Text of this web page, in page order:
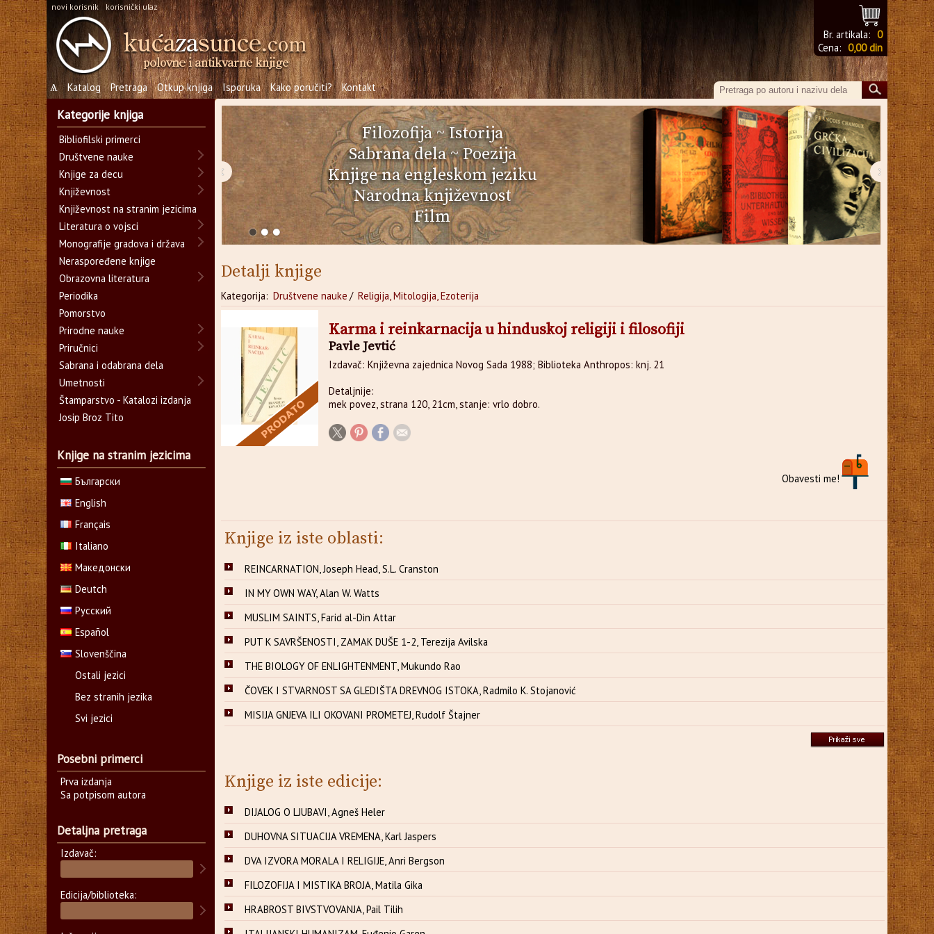
novi korisnik korisnički ulaz
Br. artikala: 0
Cena: 0,00 din
Ѧ Katalog Pretraga Otkup knjiga Isporuka Kako poručiti? Kontakt
Filozofija~Istorija
Sabrana dela~Poezija
Knjige na engleskom jeziku
Narodna književnost
Film
‹ ›
Detalji knjige
Kategorija: Društvene nauke / Religija, Mitologija, Ezoterija
Karma i reinkarnacija u hinduskoj religiji i filosofiji
Pavle Jevtić
Izdavač: Književna zajednica Novog Sada 1988; Biblioteka Anthropos: knj. 21
Detaljnije:
mek povez, strana 120, 21cm, stanje: vrlo dobro.
Obavesti me!
Knjige iz iste oblasti:
REINCARNATION, Joseph Head, S.L. Cranston
IN MY OWN WAY, Alan W. Watts
MUSLIM SAINTS, Farid al-Din Attar
PUT K SAVRŠENOSTI, ZAMAK DUŠE 1-2, Terezija Avilska
THE BIOLOGY OF ENLIGHTENMENT, Mukundo Rao
ČOVEK I STVARNOST SA GLEDIŠTA DREVNOG ISTOKA, Radmilo K. Stojanović
MISIJA GNJEVA ILI OKOVANI PROMETEJ, Rudolf Štajner
Knjige iz iste edicije:
DIJALOG O LJUBAVI, Agneš Heler
DUHOVNA SITUACIJA VREMENA, Karl Jaspers
DVA IZVORA MORALA I RELIGIJE, Anri Bergson
FILOZOFIJA I MISTIKA BROJA, Matila Gika
HRABROST BIVSTVOVANJA, Pail Tilih
Kategorije knjiga
Bibliofilski primerci
Društvene nauke
Knjige za decu
Književnost
Književnost na stranim jezicima
Literatura o vojsci
Monografije gradova i država
Neraspoređene knjige
Obrazovna literatura
Periodika
Pomorstvo
Prirodne nauke
Priručnici
Sabrana i odabrana dela
Umetnosti
Štamparstvo - Katalozi izdanja
Josip Broz Tito
Knjige na stranim jezicima
Български
English
Français
Italiano
Македонски
Deutch
Русский
Español
Slovenščina
Ostali jezici
Bez stranih jezika
Svi jezici
Posebni primerci
Prva izdanja
Sa potpisom autora
Detaljna pretraga
Izdavač:
Edicija/biblioteka: